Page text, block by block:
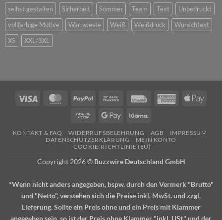
selbst gestalten
Sicherheit Sommer Team Text
Unbedruckt
vollfarbige Motive
Warnweste Weiß Weißdruck
Wunschtext
XS
XXL/3XL
Visa MasterCardPayPal
Bank
Rechung
AmericanApple
Cash
Pickup
Google
KONTAKT & FAQ WIDERRUFSBELEHRUNG AGB
IMPRESSUM
DATENSCHUTZERKLÄRUNG
MEIN KONTO
COOKIE-RICHTLINIE (EU)
Copyright 2026 © Buzzwire Deutschland GmbH
*Wenn nicht anders angegeben, bspw. durch den Vermerk "Brutto"
und "Netto", verstehen sich die Preise inkl. MwSt. und zzgl.
Lieferung. Sollte ein Preis ohne und ein Preis mit Klammer
angegeben sein, so ist der Preis ohne Klammer "inkl. USt." und der